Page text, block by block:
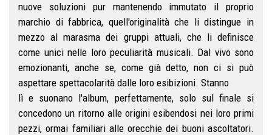
nuove soluzioni pur mantenendo immutato il proprio
marchio di fabbrica, quell'originalità che li distingue in
mezzo al marasma dei gruppi attuali, che li definisce
come unici nelle loro peculiarità musicali. Dal vivo sono
emozionanti, anche se, come già detto, non ci si può
aspettare spettacolarità dalle loro esibizioni. Stanno
lì e suonano l'album, perfettamente, solo sul finale si
concedono un ritorno alle origini esibendosi nei loro primi
pezzi, ormai familiari alle orecchie dei buoni ascoltatori.